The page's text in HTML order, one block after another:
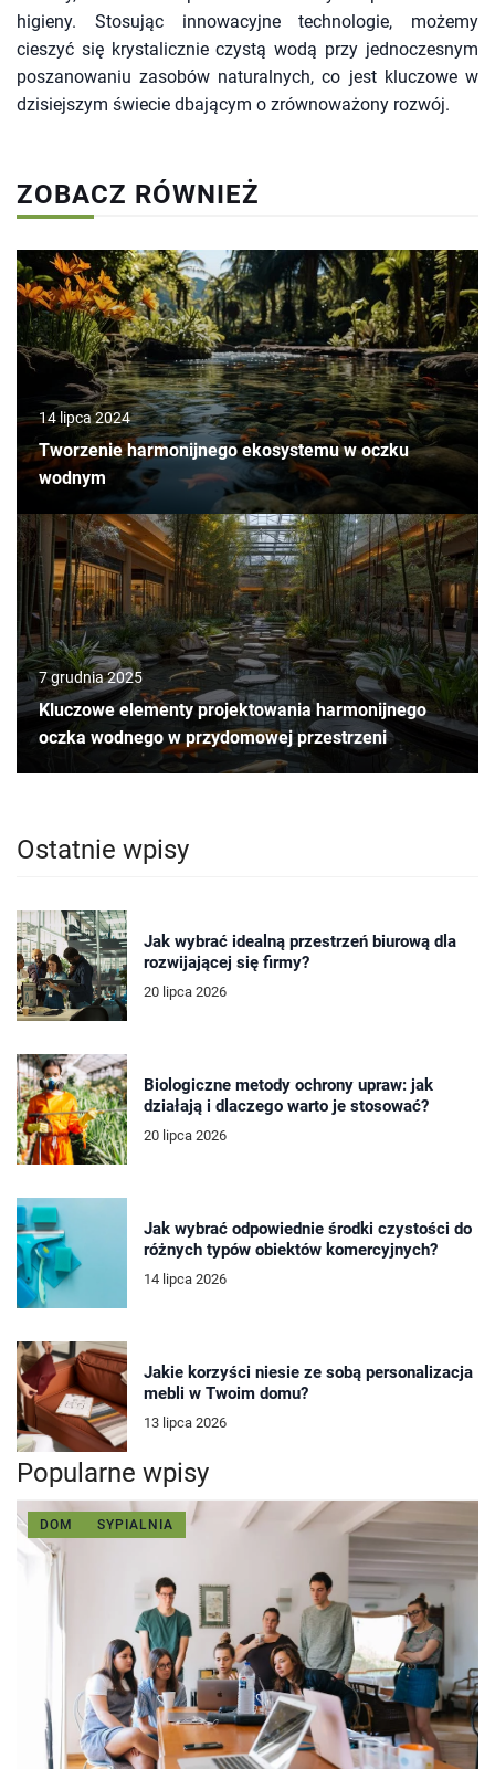
higieny. Stosując innowacyjne technologie, możemy
cieszyć się krystalicznie czystą wodą przy jednoczesnym
poszanowaniu zasobów naturalnych, co jest kluczowe w
dzisiejszym świecie dbającym o zrównoważony rozwój.
ZOBACZ RÓWNIEŻ
14 lipca 2024
Tworzenie harmonijnego ekosystemu w oczku
wodnym
7 grudnia 2025
Kluczowe elementy projektowania harmonijnego
oczka wodnego w przydomowej przestrzeni
Ostatnie wpisy
Jak wybrać idealną przestrzeń biurową dla
rozwijającej się firmy?
20 lipca 2026
Biologiczne metody ochrony upraw: jak
działają i dlaczego warto je stosować?
20 lipca 2026
Jak wybrać odpowiednie środki czystości do
różnych typów obiektów komercyjnych?
14 lipca 2026
Jakie korzyści niesie ze sobą personalizacja
mebli w Twoim domu?
13 lipca 2026
Popularne wpisy
DOM SYPIALNIA